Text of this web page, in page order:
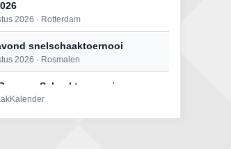
2026 · Rotterdam
snelschaaktoernooi
2026 · Rosmalen
Schaaktoernooi
2026 · Haarlem